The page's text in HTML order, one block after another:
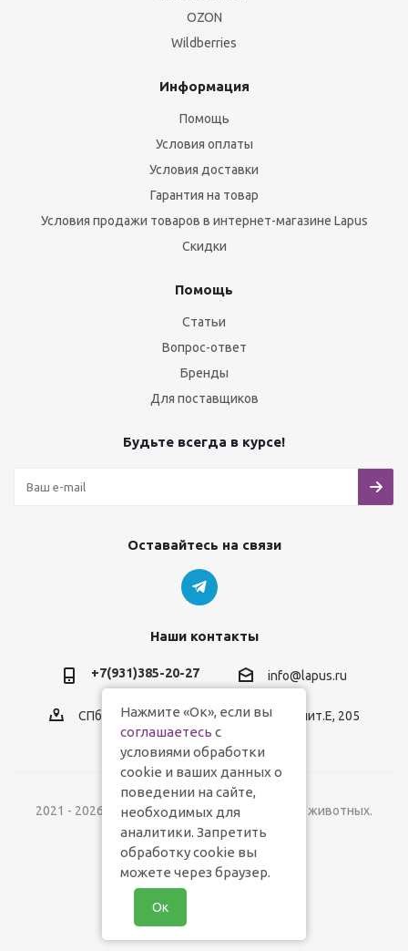
OZON
Wildberries
Информация
Помощь
Условия оплаты
Условия доставки
Гарантия на товар
Условия продажи товаров в интернет-магазине Lapus
Скидки
Помощь
Статьи
Вопрос-ответ
Бренды
Для поставщиков
Будьте всегда в курсе!
Оставайтесь на связи
Наши контакты
+7(931)385-20-27 info@lapus.ru
СПб, пр.Обуховской Обороны, д.116, лит.Е, 205
2021 - 2026 © Lapus.ru - магазин товаров для животных.
Нажмите «Ок», если вы
соглашаетесь с
условиями обработки
cookie и ваших данных о
поведении на сайте,
необходимых для
аналитики. Запретить
обработку cookie вы
можете через браузер.
Ок